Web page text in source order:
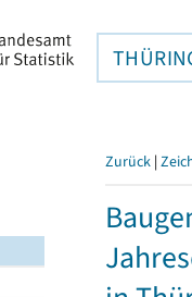
Zurück |